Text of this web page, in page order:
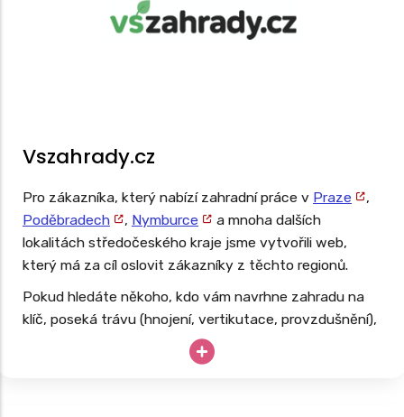
Vszahrady.cz
Pro zákazníka, který nabízí zahradní práce v Praze
,
Poděbradech
, Nymburce
a mnoha dalších
lokalitách středočeského kraje jsme vytvořili web,
který má za cíl oslovit zákazníky z těchto regionů.
Pokud hledáte někoho, kdo vám navrhne zahradu na
klíč, poseká trávu (hnojení, vertikutace, provzdušnění),
ostříhá živý plot, začistí zahradu, můžeme rozhodně
doporučit. Web, který jsme pro tuto službu připravili,